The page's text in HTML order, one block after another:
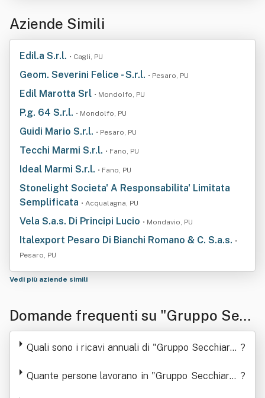
Aziende Simili
Edil.a S.r.l. • Cagli, PU
Geom. Severini Felice - S.r.l. • Pesaro, PU
Edil Marotta Srl • Mondolfo, PU
P.g. 64 S.r.l. • Mondolfo, PU
Guidi Mario S.r.l. • Pesaro, PU
Tecchi Marmi S.r.l. • Fano, PU
Ideal Marmi S.r.l. • Fano, PU
Stonelight Societa' A Responsabilita' Limitata
Semplificata • Acqualagna, PU
Vela S.a.s. Di Principi Lucio • Mondavio, PU
Italexport Pesaro Di Bianchi Romano & C. S.a.s. •
Pesaro, PU
Vedi più aziende simili
Domande frequenti su "Gruppo Secc
hiaroli Srl" O In Forma Abbreviata "S
Quali sono i ricavi annuali di "Gruppo Secchiaroli ?
Quante persone lavorano in "Gruppo Secchiaroli ?